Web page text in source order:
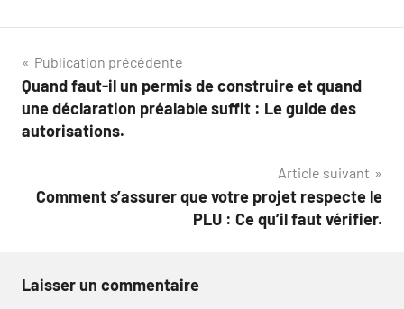
Navigation
de
l’article
Publication précédente
Quand faut-il un permis de construire et quand
une déclaration préalable suffit : Le guide des
autorisations.
Article suivant
Comment s’assurer que votre projet respecte le
PLU : Ce qu’il faut vérifier.
Laisser un commentaire